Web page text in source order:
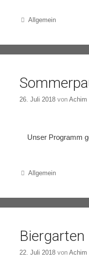
Categories
Allgemein
26. Juli 2018 von Achim
Unser Programm
Categories
Allgemein
Biergarten
22. Juli 2018 von Achim